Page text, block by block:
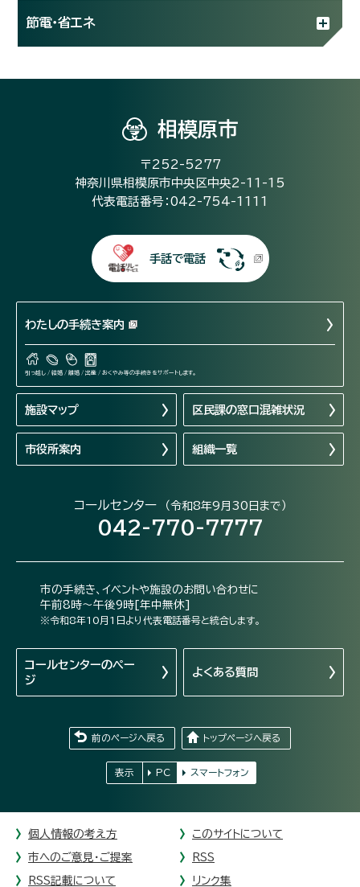
節電・省エネ
相模原市
〒252-5277
神奈川県相模原市中央区中央2-11-15
代表電話番号：042-754-1111
手話で電話
わたしの手続き案内
引っ越し / 結婚 / 離婚 / 出産 / おくやみ等の手続きをサポートします。
施設マップ 区民課の窓口混雑状況
市役所案内 組織一覧
コールセンター （令和8年9月30日まで）
042-770-7777
市の手続き、イベントや施設のお問い合わせに
午前8時～午後9時[年中無休]
※令和8年10月1日より代表電話番号と統合します。
コールセンターのペー
ジ
よくある質問
前のページへ戻る トップページへ戻る
表示 PC スマートフォン
個人情報の考え方 このサイトについて
市へのご意見・ご提案 RSS
RSS記載について リンク集